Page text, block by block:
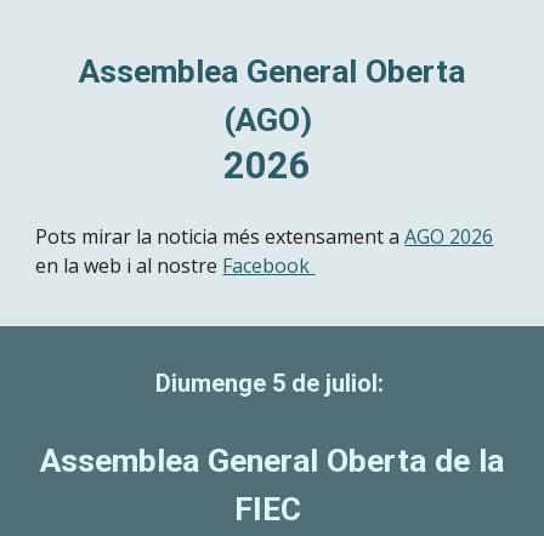
Assemblea General Oberta
(AGO)
2026
Pots mirar la noticia més extensament aAGO 2026
en la web i al nostre Facebook
Diumenge 5 de juliol:
Assemblea General Oberta de la
FIEC